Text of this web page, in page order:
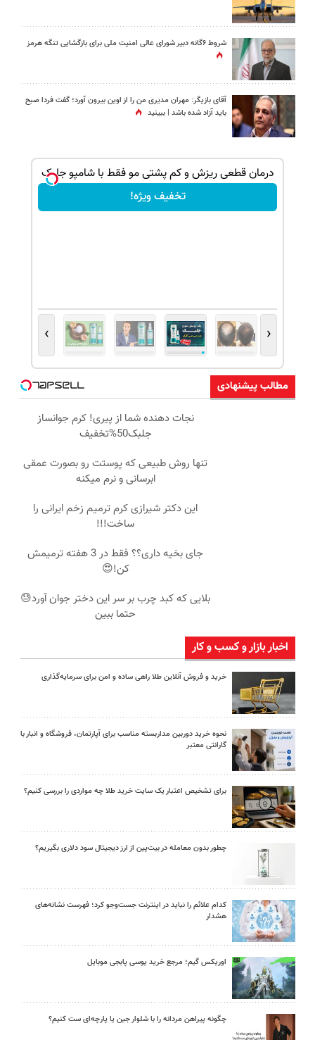
شروط ۶گانه دبیر شورای عالی امنیت ملی برای بازگشایی تنگه هرمز
آقای بازیگر: مهران مدیری من را از اوین بیرون آورد؛ گفت فردا صبح
باید آزاد شده باشد | ببینید
درمان قطعی ریزش و کم پشتی مو فقط با شامپو جلبک
تخفیف ویژه!
‹
›
مطالب پیشنهادی
نجات دهنده شما از پیری! کرم جوانساز
جلبک50%تخفیف
تنها روش طبیعی که پوستت رو بصورت عمقی
ابرسانی و نرم میکنه
این دکتر شیرازی کرم ترمیم زخم ایرانی را
ساخت!!!
جای بخیه داری؟؟ فقط در 3 هفته ترمیمش
کن!😍
بلایی که کبد چرب بر سر این دختر جوان آورد😓
حتما ببین
اخبار بازار و کسب و کار
خرید و فروش آنلاین طلا راهی ساده و امن برای سرمایه‌گذاری
نحوه خرید دوربین مداربسته مناسب برای آپارتمان، فروشگاه و انبار با
گارانتی معتبر
برای تشخیص اعتبار یک سایت خرید طلا چه مواردی را بررسی کنیم؟
چطور بدون معامله در بیت‌پین از ارز دیجیتال سود دلاری بگیریم؟
کدام علائم را نباید در اینترنت جست‌وجو کرد؛ فهرست نشانه‌های
هشدار
اوریکس گیم؛ مرجع خرید یوسی پابجی موبایل
چگونه پیراهن مردانه را با شلوار جین یا پارچه‌ای ست کنیم؟